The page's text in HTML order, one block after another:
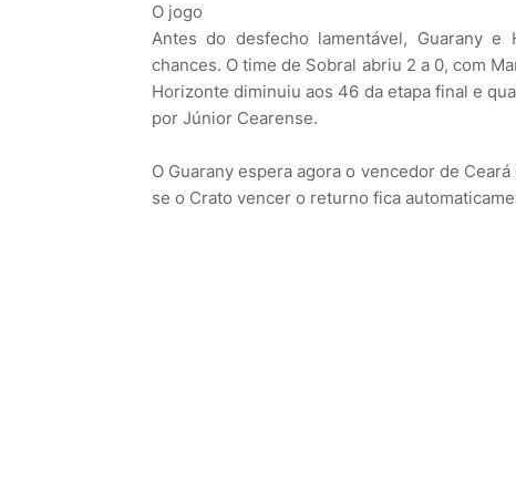
O jogo
Antes do desfecho lamentável, Guarany
chances. O time de Sobral abriu 2 a 0, com
Horizonte diminuiu aos 46 da etapa final e
por Júnior Cearense.
O Guarany espera agora o vencedor de
se o Crato vencer o returno fica